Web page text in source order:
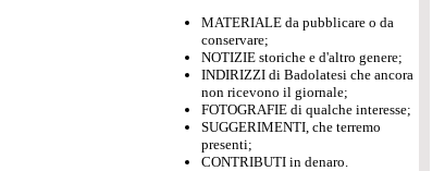
MATERIALE da pubblicare o da
conservare;
NOTIZIE storiche e d'altro genere;
INDIRIZZI di Badolatesi che ancora
non ricevono il giornale;
FOTOGRAFIE di qualche interesse;
SUGGERIMENTI, che terremo
presenti;
CONTRIBUTI in denaro.